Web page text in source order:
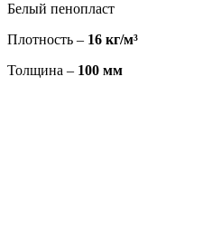
Белый пенопласт
Плотность – 16 кг/м³
Толщина – 100 мм